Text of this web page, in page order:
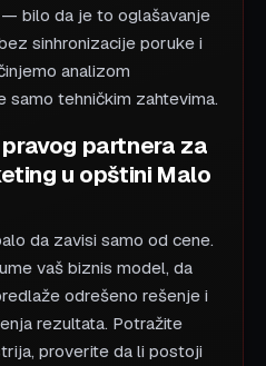
bilo da je to oglašavanje
sinhronizacije poruke i
analizom
samo tehničkim zahtevima.
partnera za
u opštini Malo
da zavisi samo od cene.
vaš biznis model, da
odrešeno rešenje i
rezultata. Potražite
proverite da li postoji